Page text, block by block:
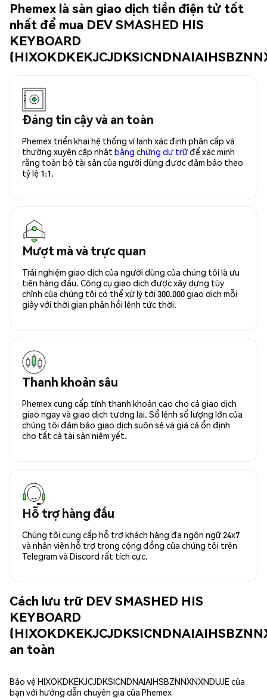
Phemex là sàn giao dịch tiền điện tử tốt
nhất để mua DEV SMASHED HIS
KEYBOARD
Đáng tin cậy và an toàn
Phemex triển khai hệ thống ví lạnh xác định phân cấp và
thường xuyên cập nhật bằng chứng dự trữđể xác minh
rằng toàn bộ tài sản của người dùng được đảm bảo theo
tỷ lệ 1:1.
Mượt mà và trực quan
Trải nghiệm giao dịch của người dùng của chúng tôi là ưu
tiên hàng đầu. Công cụ giao dịch được xây dựng tùy
chỉnh của chúng tôi có thể xử lý tới 300.000 giao dịch mỗi
giây với thời gian phản hồi lệnh tức thời.
Thanh khoản sâu
Phemex cung cấp tính thanh khoản cao cho cả giao dịch
giao ngay và giao dịch tương lai. Sổ lệnh số lượng lớn của
chúng tôi đảm bảo giao dịch suôn sẻ và giá cả ổn định
cho tất cả tài sản niêm yết.
Hỗ trợ hàng đầu
Chúng tôi cung cấp hỗ trợ khách hàng đa ngôn ngữ 24x7
và nhân viên hỗ trợ trong cộng đồng của chúng tôi trên
Telegram và Discord rất tích cực.
Cách lưu trữ DEV SMASHED HIS
KEYBOARD
an toàn
Bảo vệ HIXOKDKEKJCJDKSICNDNAIAIHSBZNNXNXNDUJE của
bạn với hướng dẫn chuyên gia của Phemex